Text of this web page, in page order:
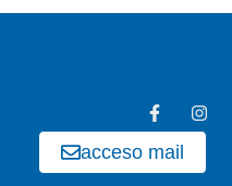
acceso mail